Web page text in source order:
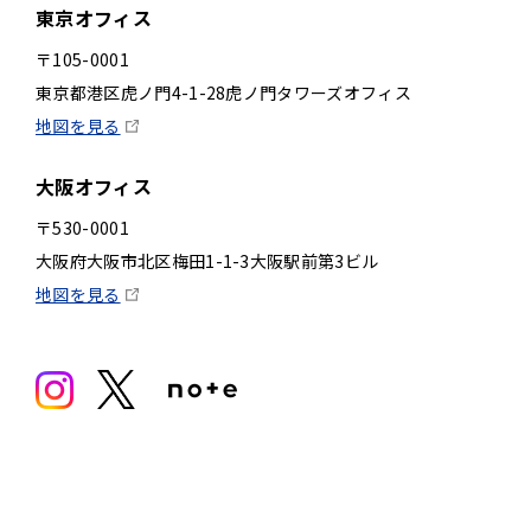
東京オフィス
〒105-0001
東京都港区虎ノ門4-1-28虎ノ門タワーズオフィス
地図を見る
大阪オフィス
〒530-0001
大阪府大阪市北区梅田1-1-3大阪駅前第3ビル
地図を見る